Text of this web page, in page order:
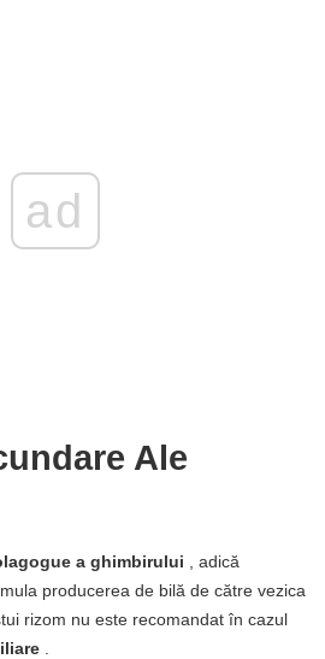
ad
Ale
a ghimbirului , adică
producerea de bilă de către vezica
rizom nu este recomandat în cazul